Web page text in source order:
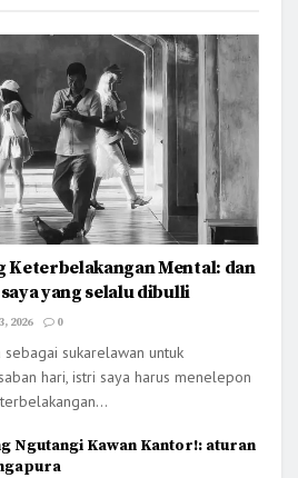
Keterbelakangan Mental: dan
yang selalu dibulli
2026 0
sebagai sukarelawan untuk
hari, istri saya harus menelepon
Ngutangi Kawan Kantor!: aturan